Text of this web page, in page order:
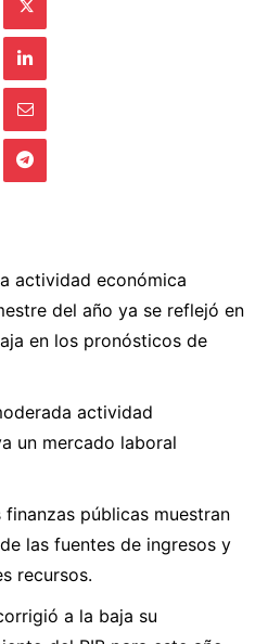
actividad económica
del año ya se reflejó en
en los pronósticos de
actividad
un mercado laboral
públicas muestran
las fuentes de ingresos y
recursos.
a la baja su